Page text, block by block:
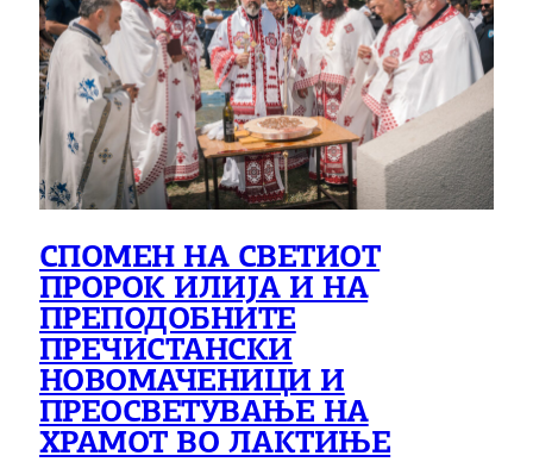
СПОМЕН НА СВЕТИОТ
ПРОРОК ИЛИЈА И НА
ПРЕПОДОБНИТЕ
ПРЕЧИСТАНСКИ
НОВОМАЧЕНИЦИ И
ПРЕОСВЕТУВАЊЕ НА
ХРАМОТ ВО ЛАКТИЊЕ